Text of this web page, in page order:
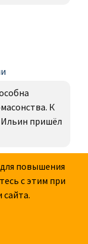
К
пришёл
лет
повышения
с этим при